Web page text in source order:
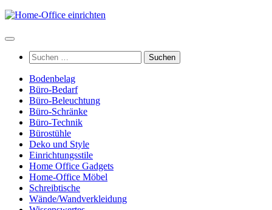
Zum
springen
Suchen
nach:
Bodenbelag
Büro-Bedarf
Büro-Beleuchtung
Büro-Schränke
Büro-Technik
Bürostühle
Deko und Style
Einrichtungsstile
Home Office Gadgets
Home-Office Möbel
Schreibtische
Wände/Wandverkleidung